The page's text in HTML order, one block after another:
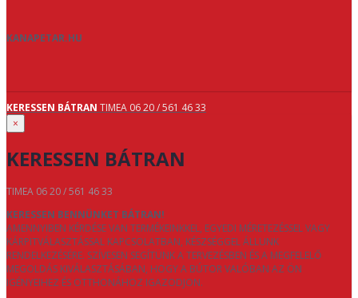
KANAPETAR.HU
KERESSEN BÁTRAN TIMEA 06 20 / 561 46 33
×
KERESSEN BÁTRAN
TIMEA 06 20 / 561 46 33
KERESSEN BENNÜNKET BÁTRAN!
AMENNYIBEN KÉRDÉSE VAN TERMÉKEINKKEL, EGYEDI MÉRETEZÉSSEL VAGY
KÁRPITVÁLASZTÁSSAL KAPCSOLATBAN, KÉSZSÉGGEL ÁLLUNK
RENDELKEZÉSÉRE. SZÍVESEN SEGÍTÜNK A TERVEZÉSBEN ÉS A MEGFELELŐ
MEGOLDÁS KIVÁLASZTÁSÁBAN, HOGY A BÚTOR VALÓBAN AZ ÖN
IGÉNYEIHEZ ÉS OTTHONÁHOZ IGAZODJON.